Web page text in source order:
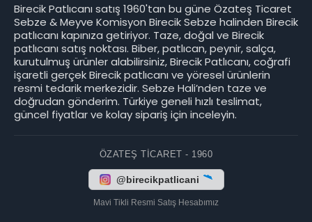
Birecik Patlıcanı satış 1960'tan bu güne Özateş Ticaret
Sebze & Meyve Komisyon Birecik Sebze halinden Birecik
patlıcanı kapınıza getiriyor. Taze, doğal ve Birecik
patlıcanı satış noktası. Biber, patlıcan, peynir, salça,
kurutulmuş ürünler alabilirsiniz, Birecik Patlıcanı, coğrafi
işaretli gerçek Birecik patlıcanı ve yöresel ürünlerin
resmi tedarik merkezidir. Sebze Hali’nden taze ve
doğrudan gönderim. Türkiye geneli hızlı teslimat,
güncel fiyatlar ve kolay sipariş için inceleyin.
ÖZATEŞ TICARET - 1960
@birecikpatlicani
Mavi Tikli Resmi Satış Hesabımız